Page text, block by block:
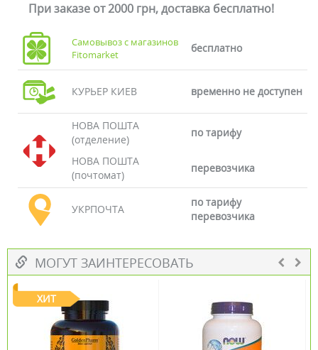
При заказе от 2000 грн, доставка бесплатно!
Самовывоз с магазинов
Fitomarket
бесплатно
КУРЬЕР КИЕВ временно не доступен
НОВА ПОШТА
(отделение)
по тарифу
НОВА ПОШТА
(почтомат)
перевозчика
УКРПОЧТА
по тарифу
перевозчика
МОГУТ ЗАИНТЕРЕСОВАТЬ
ХИТ